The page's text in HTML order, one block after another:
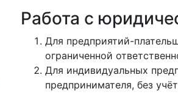
Работа с
Для предприятий-
ограниченной
Для индивидуальных
предпринимателя, без